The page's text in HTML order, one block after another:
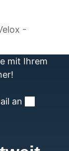
-
mit Ihrem
an